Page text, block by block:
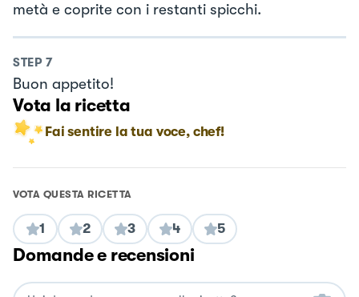
metà e coprite con i restanti spicchi.
STEP 7
Buon appetito!
Vota la ricetta
Fai sentire la tua voce, chef!
VOTA QUESTA RICETTA
1 2 3 4 5
Domande e recensioni